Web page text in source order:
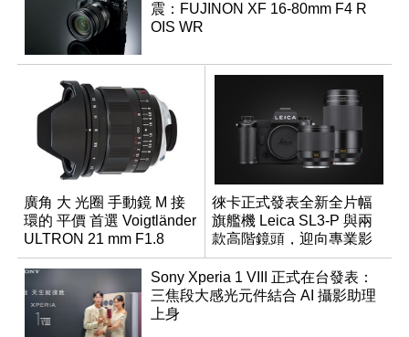
震：FUJINON XF 16-80mm F4 R
OIS WR
廣角 大 光圈 手動鏡 M 接
環的 平價 首選 Voigtländer
ULTRON 21 mm F1.8
Aspherical
徠卡正式發表全新全片幅
旗艦機 Leica SL3-P 與兩
款高階鏡頭，迎向專業影
音全方位演進
Sony Xperia 1 VIII 正式在台發表：
三焦段大感光元件結合 AI 攝影助理
上身